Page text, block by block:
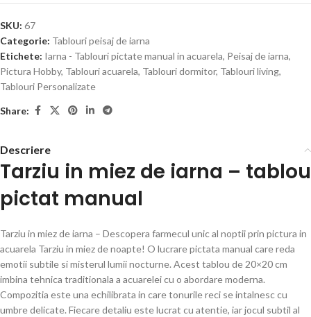
SKU: 67
Categorie: Tablouri peisaj de iarna
Etichete: Iarna - Tablouri pictate manual in acuarela, Peisaj de iarna,
Pictura Hobby, Tablouri acuarela, Tablouri dormitor, Tablouri living,
Tablouri Personalizate
Share:
Descriere
Tarziu in miez de iarna – tablou
pictat manual
Tarziu in miez de iarna – Descopera farmecul unic al noptii prin pictura in
acuarela Tarziu in miez de noapte! O lucrare pictata manual care reda
emotii subtile si misterul lumii nocturne. Acest tablou de 20×20 cm
imbina tehnica traditionala a acuarelei cu o abordare moderna.
Compozitia este una echilibrata in care tonurile reci se intalnesc cu
umbre delicate. Fiecare detaliu este lucrat cu atentie, iar jocul subtil al